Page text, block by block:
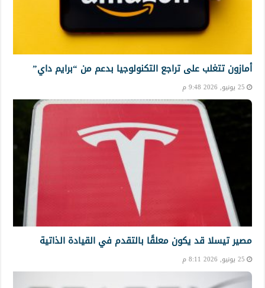
أمازون تتغلب على تراجع التكنولوجيا بدعم من “برايم داي”
25 يونيو, 2026 9:48 م
مصير تيسلا قد يكون معلقًا بالتقدم في القيادة الذاتية
25 يونيو, 2026 8:11 م